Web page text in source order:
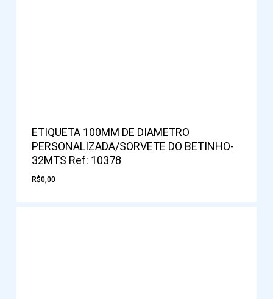
ETIQUETA 100MM DE DIAMETRO
PERSONALIZADA/SORVETE DO BETINHO-
32MTS Ref: 10378
R$0,00